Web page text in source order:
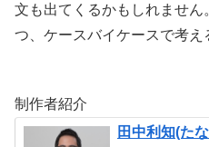
文も出てくるかもしれませ
つ、ケースバイケースで考え
制作者紹介
田中利知(た